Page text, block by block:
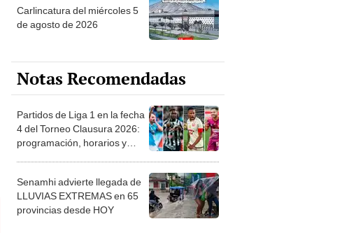
Carlincatura del miércoles 5
de agosto de 2026
Notas Recomendadas
Partidos de Liga 1 en la fecha
4 del Torneo Clausura 2026:
programación, horarios y
Senamhi advierte llegada de
LLUVIAS EXTREMAS en 65
provincias desde HOY